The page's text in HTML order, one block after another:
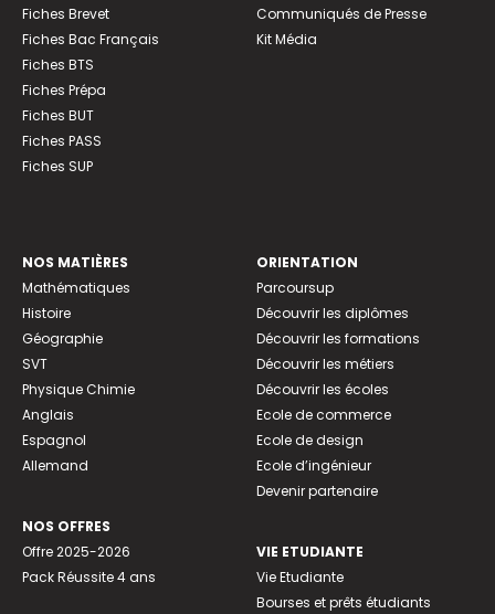
Fiches Brevet
Fiches Bac Français
Fiches BTS
Fiches Prépa
Fiches BUT
Fiches PASS
Fiches SUP
Communiqués de Presse
Kit Média
NOS MATIÈRES
Mathématiques
Histoire
Géographie
SVT
Physique Chimie
Anglais
Espagnol
Allemand
NOS OFFRES
Offre 2025-2026
Pack Réussite 4 ans
ORIENTATION
Parcoursup
Découvrir les diplômes
Découvrir les formations
Découvrir les métiers
Découvrir les écoles
Ecole de commerce
Ecole de design
Ecole d’ingénieur
Devenir partenaire
VIE ETUDIANTE
Vie Etudiante
Bourses et prêts étudiants